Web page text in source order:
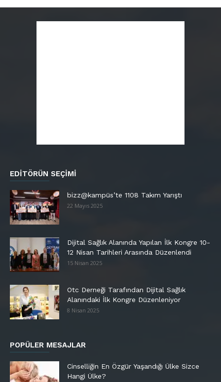
EDITÖRÜN SEÇIMI
bizz@kampüs’te 1108 Takım Yarıştı
22 Mayıs 2025
Dijital Sağlık Alanında Yapılan İlk Kongre 10-
12 Nisan Tarihleri Arasında Düzenlendi
15 Nisan 2025
Otc Derneği Tarafından Dijital Sağlık
Alanındaki İlk Kongre Düzenleniyor
8 Nisan 2025
POPÜLER MESAJLAR
Cinselliğin En Özgür Yaşandığı Ülke Sizce
Hangi Ülke?